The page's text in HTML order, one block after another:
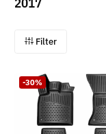
Filter
-30%